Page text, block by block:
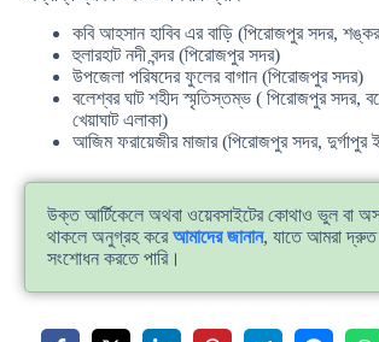
কবি আহসান হাবিব এর বাড়ি (পিরোজপুর সদর,
হুলারহাট নদী বন্দর (পিরোজপুর সদর)
উপজেলা পরিষদের ফুলের বাগান (পিরোজপুর সদর)
বলেশ্বর ঘাট শহীদ স্মৃতিস্তম্ভ ( পিরোজপুর সদর,
খেয়াঘাট এলাকা)
আজিম ফরায়েজীর মাজার (পিরোজপুর সদর, দুর্গাপুর
উক্ত আর্টিকেলে অথবা ওয়েবসাইটের কোথাও ভুল বা
থাকলে অনুগ্রহ করেআমাদের জানান, যাতে আমরা দ্রুত
সংশোধন করতে পারি।